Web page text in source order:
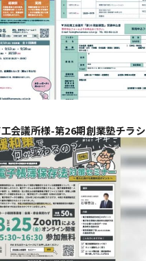
工会議所様-第26期創業塾チラシ